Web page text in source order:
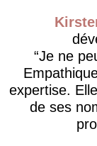
Je ne
expertise.
de ses